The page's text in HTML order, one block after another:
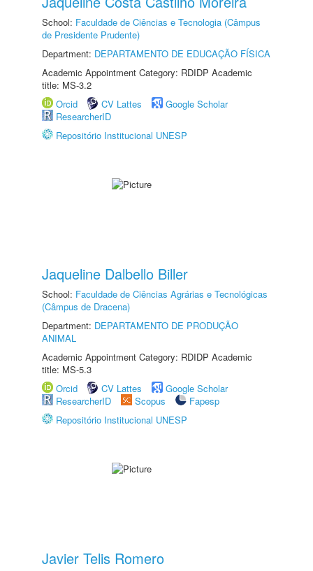
School: Faculdade de Ciências e Tecnologia (Câmpus
de Presidente Prudente)
Department: DEPARTAMENTO DE EDUCAÇÃO FÍSICA
Academic Appointment Category: RDIDP Academic
title: MS-3.2
Orcid
CV Lattes
Google Scholar
ResearcherID
Repositório Institucional UNESP
Jaqueline Dalbello Biller
School: Faculdade de Ciências Agrárias e Tecnológicas
(Câmpus de Dracena)
Department: DEPARTAMENTO DE PRODUÇÃO
ANIMAL
Academic Appointment Category: RDIDP Academic
title: MS-5.3
Orcid
CV Lattes
Google Scholar
ResearcherID
Scopus
Fapesp
Repositório Institucional UNESP
Javier Telis Romero